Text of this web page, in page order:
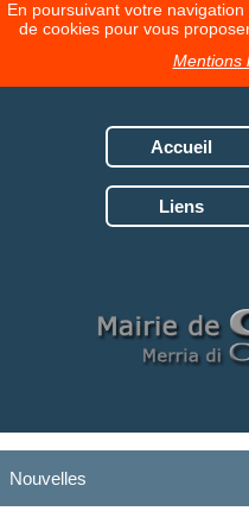
En poursuivant votre
de cookies pour vous
Mentions
Accueil
Liens
Nouvelles